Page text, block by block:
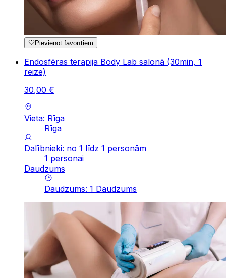
Pievienot favorītiem
Endosfēras terapija Body Lab salonā (30min, 1
reize)
30,00 €
Vieta: Rīga
Rīga
Dalībnieki: no 1 līdz 1 personām
1 personai
Daudzums
Daudzums: 1 Daudzums